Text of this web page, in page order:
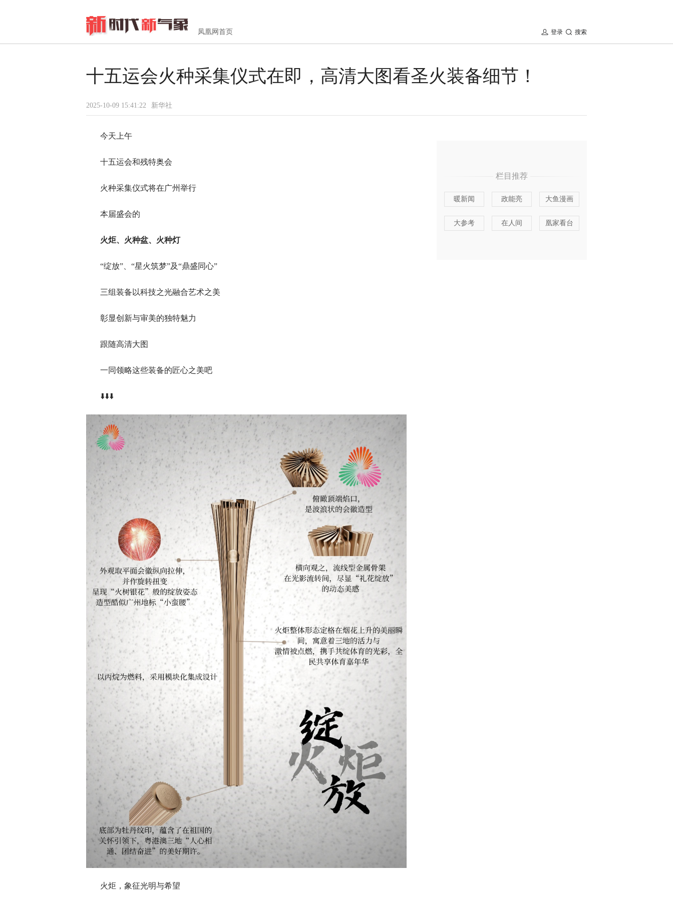
凤凰网首页 搜索
登录
十五运会火种采集仪式在即，高清大图看圣火装备细节！
2025-10-09 15:41:22 新华社
今天上午
十五运会和残特奥会
火种采集仪式将在广州举行
本届盛会的
火炬、火种盆、火种灯
“绽放”、“星火筑梦”及“鼎盛同心”
三组装备以科技之光融合艺术之美
彰显创新与审美的独特魅力
跟随高清大图
一同领略这些装备的匠心之美吧
⬇️⬇️⬇️
火炬，象征光明与希望
栏目推荐
暖新闻 政能亮 大鱼漫画
大参考 在人间 凰家看台